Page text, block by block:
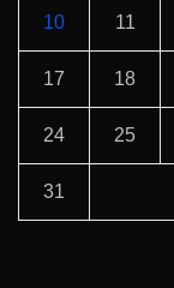
10 11
17 18
24 25
31